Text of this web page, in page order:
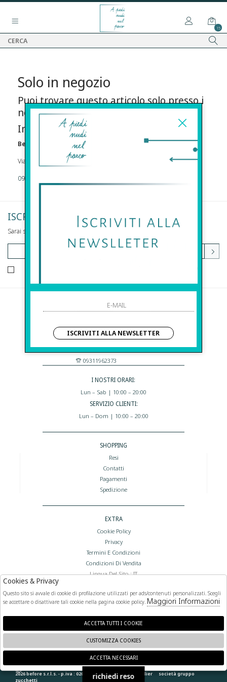
15
Solo in negozio
Puoi trovare questo articolo solo presso i
nostri punti vendita:
Info contatti
Before s.r.l.s.
Via Della Maestranza , 23 96100 Siracusa
09311962373
ISCRIVITI ALLA NEWSLETTER
Sarai sempre aggiornato su offerte e promozioni.
Before S.r.l.s.
Via Della Maestranza , 23
96100 Siracusa - Italia
Eshop@apiedinudinelparcoboutique.com
09311962373
I NOSTRI ORARI:
Lun – Sab | 10:00 – 20:00
SERVIZIO CLIENTI:
Lun – Dom | 10:00 – 20:00
SHOPPING
Resi
Contatti
Pagamenti
Spedizione
EXTRA
Cookie Policy
Privacy
Termini E Condizioni
Condizioni Di Vendita
Lingua Del Sito : IT
FOLLOW US
2026 before s.r.l.s. - p.iva : 02066400892 powered by atelier società gruppo
zucchetti
🍪
ISCRIVITI ALLA NEWSLETTER
richiedi reso
Cookies & Privacy
Questo sito si avvale di cookie di profilazione utilizzati per ads/contenuti personalizzati. Scegli
se accettare o disattivare tali cookie nella pagina cookie policy. Maggiori Informazioni
ACCETTA TUTTI I COOKIE
CUSTOMIZZA COOKIES
ACCETTA NECESSARI